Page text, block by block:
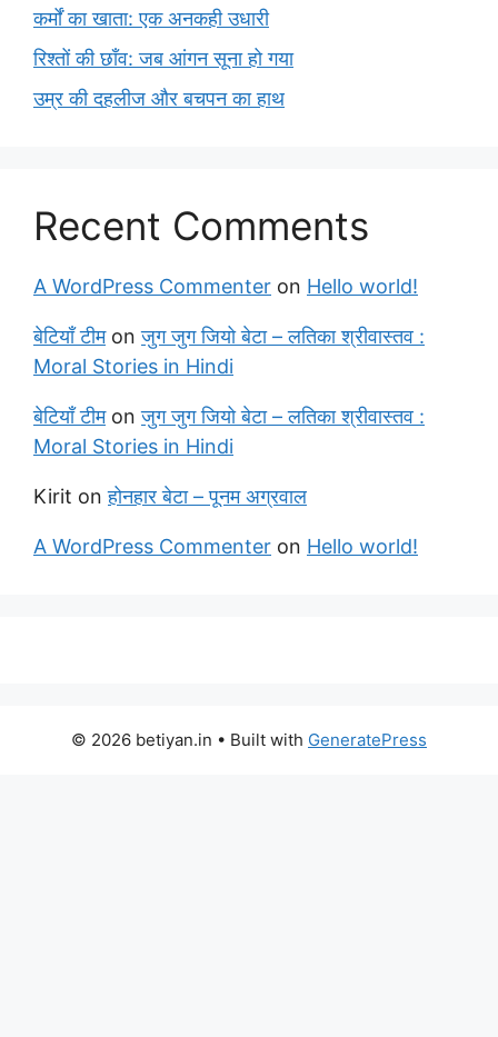
कर्मों का खाता: एक अनकही उधारी
रिश्तों की छाँव: जब आंगन सूना हो गया
उम्र की दहलीज और बचपन का हाथ
Recent Comments
A WordPress Commenter on Hello world!
बेटियाँ टीमonजुग जुग जियो बेटा – लतिका श्रीवास्तव :
Moral Stories in Hindi
बेटियाँ टीमonजुग जुग जियो बेटा – लतिका श्रीवास्तव :
Moral Stories in Hindi
Kirit onहोनहार बेटा – पूनम अग्रवाल
A WordPress Commenter on Hello world!
© 2026 betiyan.in • Built with GeneratePress